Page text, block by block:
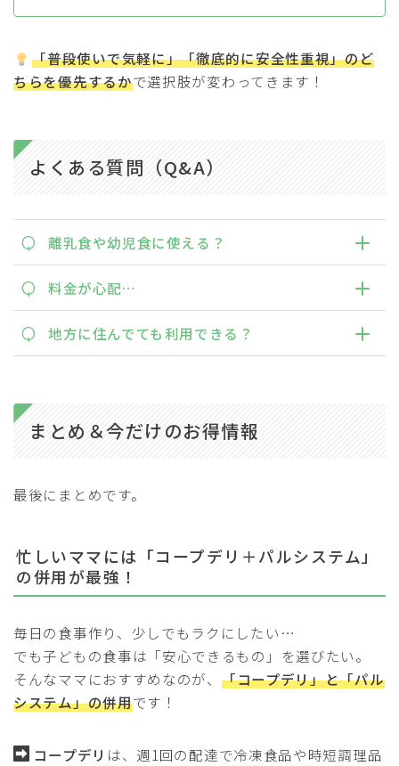
「普段使いで気軽に」「徹底的に安全性重視」のど
ちらを優先するかで選択肢が変わってきます！
よくある質問（Q&A）
Q 離乳食や幼児食に使える？
Q 料金が心配…
Q 地方に住んでても利用できる？
まとめ＆今だけのお得情報
最後にまとめです。
忙しいママには「コープデリ＋パルシステム」
の併用が最強！
毎日の食事作り、少しでもラクにしたい…
でも子どもの食事は「安心できるもの」を選びたい。
そんなママにおすすめなのが、 「コープデリ」と「パル
システム」の併用です！
コープデリ は、週1回の配達で冷凍食品や時短調理品